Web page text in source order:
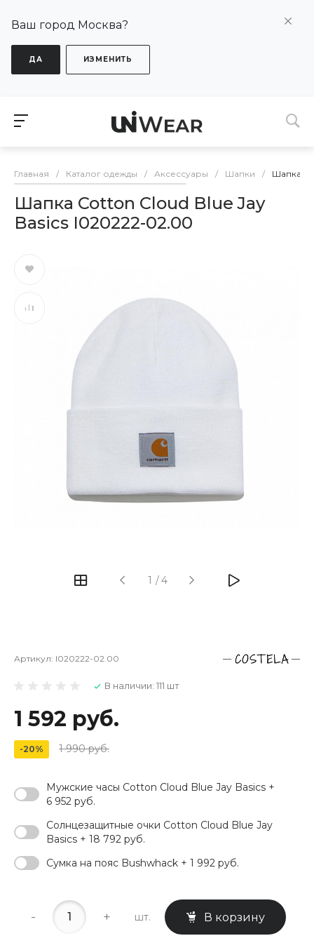
Ваш город Москва?
ДА ИЗМЕНИТЬ
Главная / Каталог одежды / Аксессуары / Шапки / Шапка
Шапка Cotton Cloud Blue Jay
Basics I020222-02.00
1 /4
Артикул: I020222-02.00
В наличии: 111 шт
1 592 руб.
-20% 1 990 руб.
Мужские часы Cotton Cloud Blue Jay Basics +
6 952 руб.
Солнцезащитные очки Cotton Cloud Blue Jay
Basics + 18 792 руб.
Сумка на пояс Bushwhack + 1 992 руб.
- + шт. В корзину